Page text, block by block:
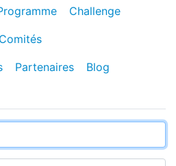
Challenge
Comités
Partenaires Blog